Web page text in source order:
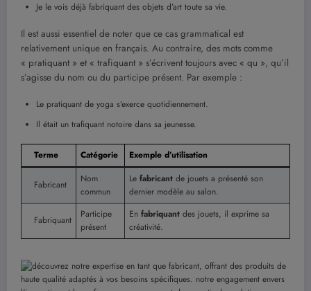
Je le vois déjà fabriquant des objets d’art toute sa vie.
Il est aussi essentiel de noter que ce cas grammatical est
relativement unique en français. Au contraire, des mots comme
« pratiquant » et « trafiquant » s’écrivent toujours avec « qu », qu’il
s’agisse du nom ou du participe présent. Par exemple :
Le pratiquant de yoga s’exerce quotidiennement.
Il était un trafiquant notoire dans sa jeunesse.
Terme Catégorie Exemple d’utilisation
Fabricant
Nom
commun
Le fabricant de jouets a présenté son
dernier modèle au salon.
Fabriquant
Participe
présent
En fabriquant des jouets, il exprime sa
créativité.